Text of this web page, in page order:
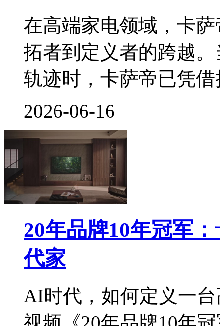
在高端家电领域，卡
拓者到定义者的跨越
轨迹时，卡萨帝已凭
2026-06-16
20年品牌10年冠军
代家
AI时代，如何定义一